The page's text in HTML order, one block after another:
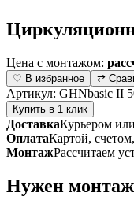
Цена с монтажом:
♡ В избранное ⇄
Артикул: GHNbasic II
Купить в 1 клик
ДоставкаКурьером
ОплатаКартой,
МонтажРассчитаем
Нужен